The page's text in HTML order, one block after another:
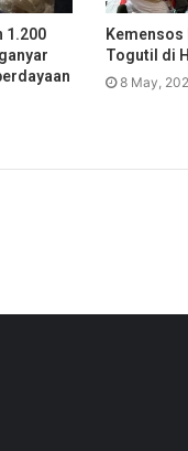
1.200
Kemensos
Togutil di
8 May,